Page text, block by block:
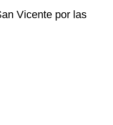
Vicente por las